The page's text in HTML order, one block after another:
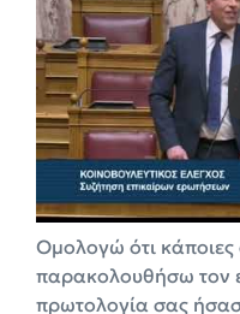
Ομολογώ ότι κάποιες
παρακολουθήσω τον
πρωτολογία σας